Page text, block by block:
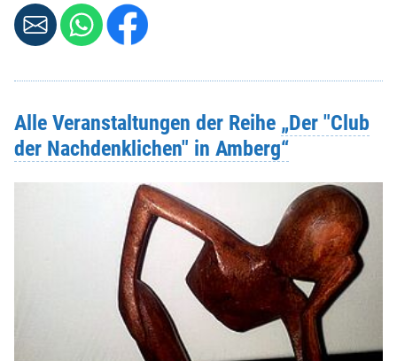
Alle Veranstaltungen der Reihe „Der "Club
der Nachdenklichen" in Amberg“